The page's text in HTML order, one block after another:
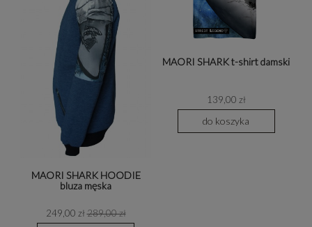
MAORI SHARK HOODIE
bluza męska
249,00 zł 289,00 zł
MAORI SHARK t-shirt damski
139,00 zł
do koszyka